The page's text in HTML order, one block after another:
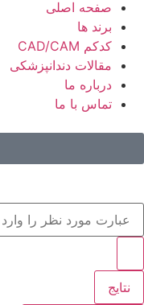
صفحه اصلی
برند ها
کدکم CAD/CAM
مقالات دندانپزشکی
درباره ما
تماس با ما
نتایج